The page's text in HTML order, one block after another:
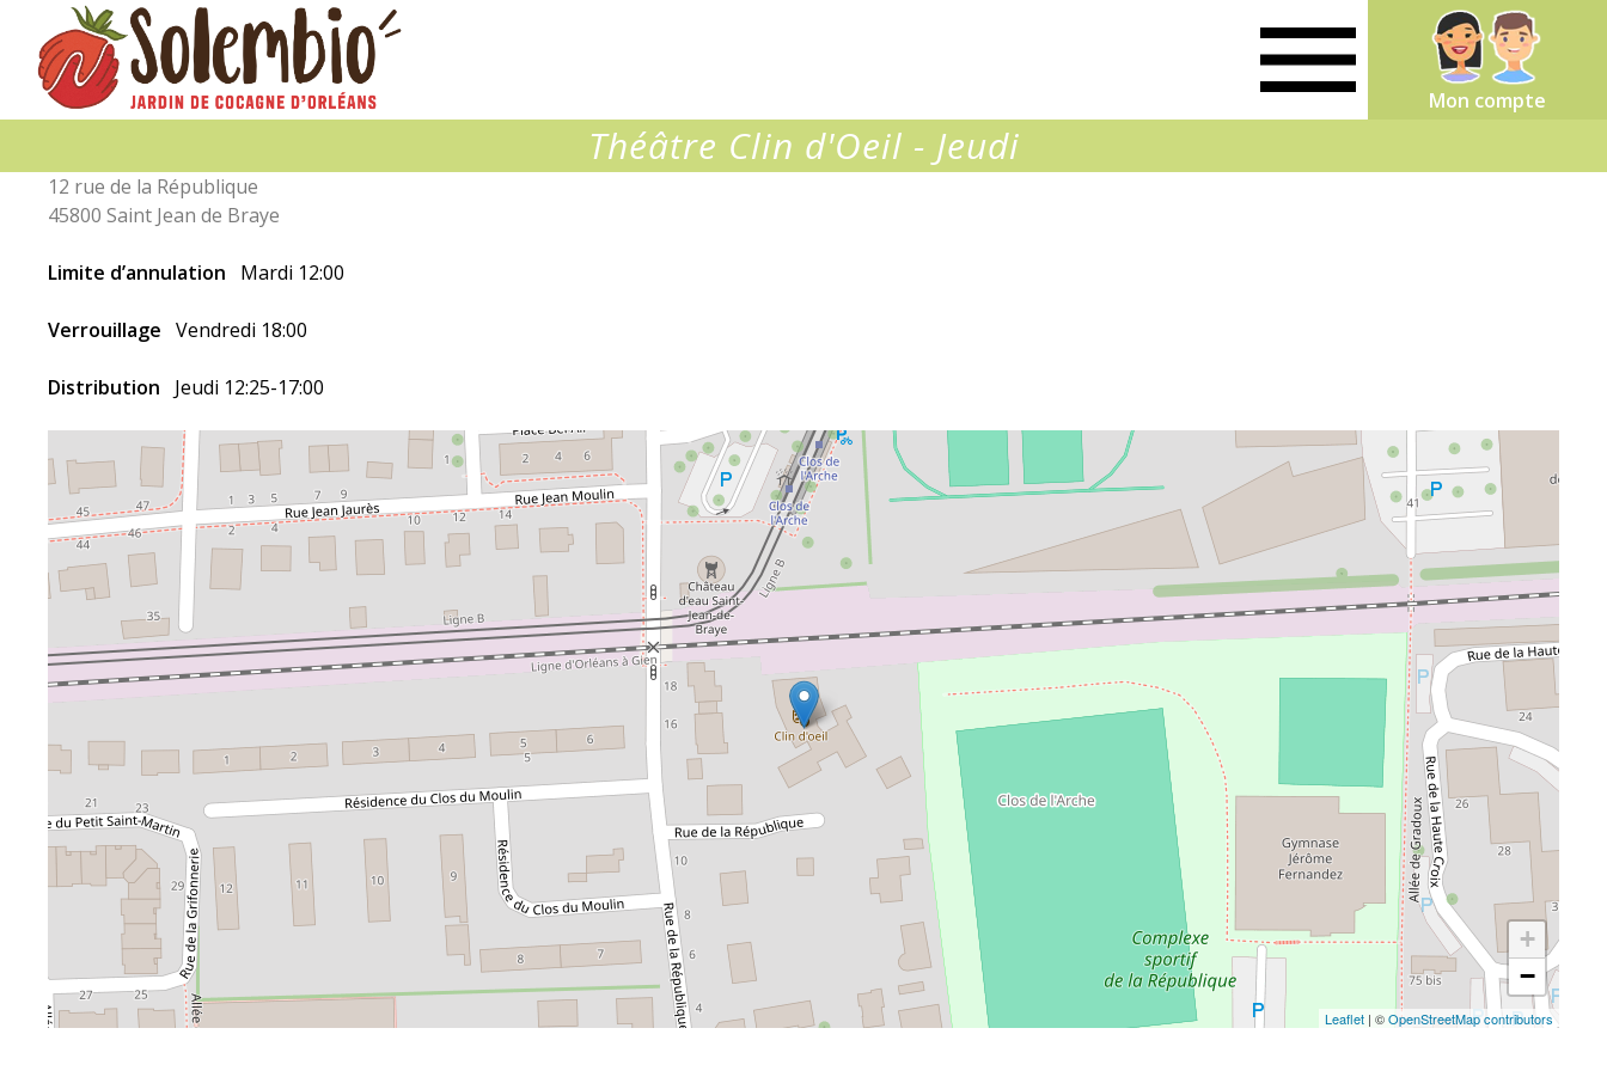
Mon compte
Théâtre Clin d'Oeil - Jeudi
12 rue de la République
45800 Saint Jean de Braye
Limite d’annulation Mardi 12:00
Verrouillage Vendredi 18:00
Distribution Jeudi 12:25-17:00
+
−
Leaflet | ©OpenStreetMap contributors